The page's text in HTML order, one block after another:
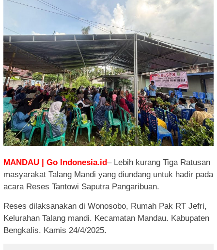
MANDAU | Go Indonesia.id– Lebih kurang Tiga Ratusan
masyarakat Talang Mandi yang diundang untuk hadir pada
acara Reses Tantowi Saputra Pangaribuan.
Reses dilaksanakan di Wonosobo, Rumah Pak RT Jefri,
Kelurahan Talang mandi. Kecamatan Mandau. Kabupaten
Bengkalis. Kamis 24/4/2025.